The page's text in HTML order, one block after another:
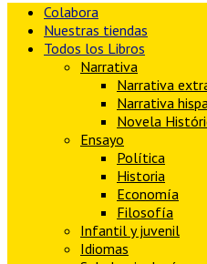
Colabora
Nuestras tiendas
Todos los Libros
Narrativa
Narrativa
Narrativa
Novela
Ensayo
Política
Historia
Economía
Filosofía
Infantil y juvenil
Idiomas